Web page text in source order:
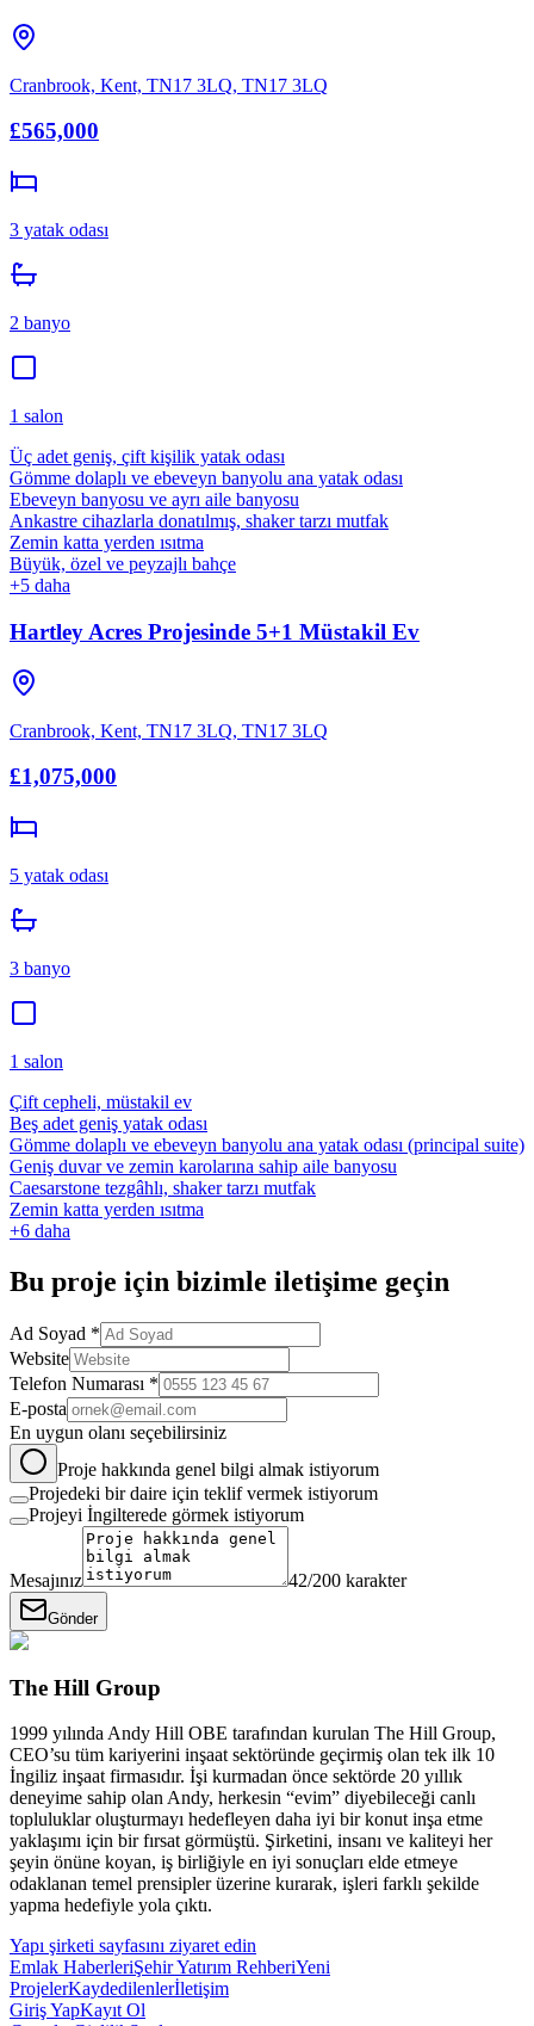
Cranbrook, Kent, TN17 3LQ, TN17 3LQ
£565,000
3 yatak odası
2 banyo
1 salon
Üç adet geniş, çift kişilik yatak odası
Gömme dolaplı ve ebeveyn banyolu ana yatak odası
Ebeveyn banyosu ve ayrı aile banyosu
Ankastre cihazlarla donatılmış, shaker tarzı mutfak
Zemin katta yerden ısıtma
Büyük, özel ve peyzajlı bahçe
+5 daha
Hartley Acres Projesinde 5+1 Müstakil Ev
Cranbrook, Kent, TN17 3LQ, TN17 3LQ
£1,075,000
5 yatak odası
3 banyo
1 salon
Çift cepheli, müstakil ev
Beş adet geniş yatak odası
Gömme dolaplı ve ebeveyn banyolu ana yatak odası (principal suite)
Geniş duvar ve zemin karolarına sahip aile banyosu
Caesarstone tezgâhlı, shaker tarzı mutfak
Zemin katta yerden ısıtma
+6 daha
Bu proje için bizimle iletişime geçin
Ad Soyad *
Website
Telefon Numarası *
E-posta
En uygun olanı seçebilirsiniz
Proje hakkında genel bilgi almak istiyorum
Projedeki bir daire için teklif vermek istiyorum
Projeyi İngilterede görmek istiyorum
Mesajınız 42/200 karakter
Gönder
The Hill Group
1999 yılında Andy Hill OBE tarafından kurulan The Hill Group,
CEO’su tüm kariyerini inşaat sektöründe geçirmiş olan tek ilk 10
İngiliz inşaat firmasıdır. İşi kurmadan önce sektörde 20 yıllık
deneyime sahip olan Andy, herkesin “evim” diyebileceği canlı
topluluklar oluşturmayı hedefleyen daha iyi bir konut inşa etme
yaklaşımı için bir fırsat görmüştü. Şirketini, insanı ve kaliteyi her
şeyin önüne koyan, iş birliğiyle en iyi sonuçları elde etmeye
odaklanan temel prensipler üzerine kurarak, işleri farklı şekilde
yapma hedefiyle yola çıktı.
Yapı şirketi sayfasını ziyaret edin
Emlak HaberleriŞehir Yatırım RehberiYeni
ProjelerKaydedilenlerİletişim
Giriş YapKayıt Ol